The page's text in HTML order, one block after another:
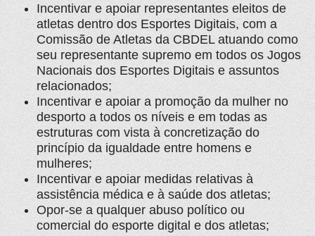
Incentivar e apoiar representantes eleitos de
atletas dentro dos Esportes Digitais, com a
Comissão de Atletas da CBDEL atuando como
seu representante supremo em todos os Jogos
Nacionais dos Esportes Digitais e assuntos
relacionados;
Incentivar e apoiar a promoção da mulher no
desporto a todos os níveis e em todas as
estruturas com vista à concretização do
princípio da igualdade entre homens e
mulheres;
Incentivar e apoiar medidas relativas à
assistência médica e à saúde dos atletas;
Opor-se a qualquer abuso político ou
comercial do esporte digital e dos atletas;